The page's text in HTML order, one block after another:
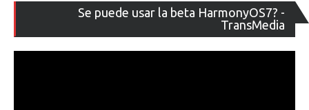
Se puede usar la beta HarmonyOS7? -
TransMedia
de